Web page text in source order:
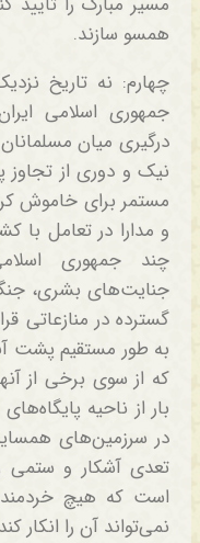
همسو سازند.
چهارم: نه تاریخ
جمهوری اسلامی
درگیری میان
نیک و دوری از تجاوز
مستمر برای خاموش
و مدارا در تعامل با
چند جمهوری
جنایت‌های بشری،
گسترده در منازعاتی
به طور مستقیم پشت
که از سوی برخی از
بار از ناحیه
در سرزمین‌های
تعدی آشکار و ستمی
است که هیچ
نمی‌تواند آن را انکار